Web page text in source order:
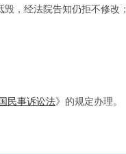
，经法院告知仍拒不修改；
民事诉讼法》的规定办理。